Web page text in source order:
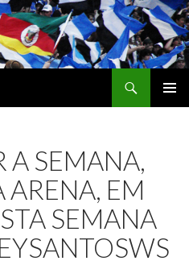
A SEMANA,
EM
SEMANA